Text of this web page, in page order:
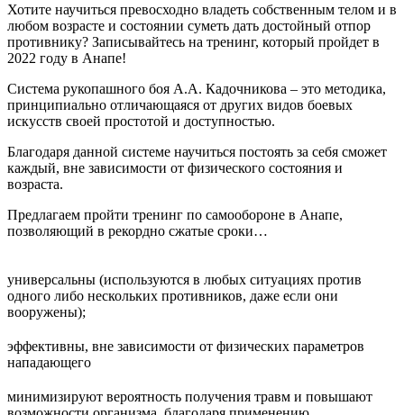
Хотите научиться превосходно владеть собственным телом и в
любом возрасте и состоянии суметь дать достойный отпор
противнику? Записывайтесь на тренинг, который пройдет в
2022 году в Анапе!
Система рукопашного боя А.А. Кадочникова – это методика,
принципиально отличающаяся от других видов боевых
искусств своей простотой и доступностью.
Благодаря данной системе научиться постоять за себя сможет
каждый, вне зависимости от физического состояния и
возраста.
Предлагаем пройти тренинг по самообороне в Анапе,
позволяющий в рекордно сжатые сроки…
универсальны (используются в любых ситуациях против
одного либо нескольких противников, даже если они
вооружены);
эффективны, вне зависимости от физических параметров
нападающего
минимизируют вероятность получения травм и повышают